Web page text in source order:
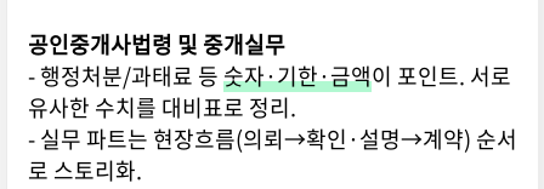
공인중개사법령 및 중개실무
- 행정처분/과태료 등숫자·기한·금액이 포인트. 서로
유사한 수치를 대비표로 정리.
- 실무 파트는 현장흐름(의뢰→확인·설명→계약) 순서
로 스토리화.